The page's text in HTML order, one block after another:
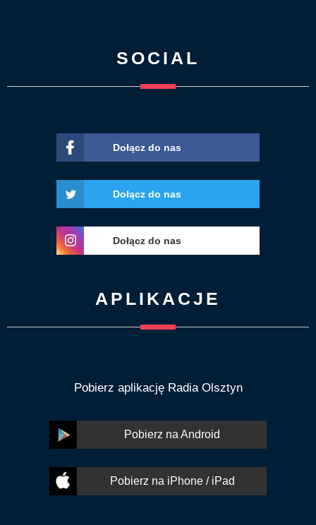
SOCIAL
Dołącz do nas
Dołącz do nas
Dołącz do nas
APLIKACJE
Pobierz aplikację Radia Olsztyn
Pobierz na Android
Pobierz na iPhone / iPad